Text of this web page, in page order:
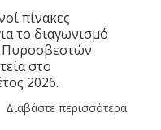
πίνακες
το διαγωνισμό
Πυροσβεστών
στο
2026.
Διαβάστε περισσότερα